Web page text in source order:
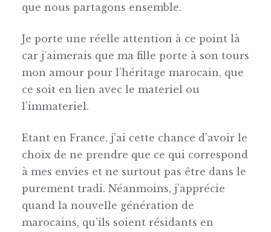
que nous partagons ensemble.
Je porte une réelle attention à ce point là
car j’aimerais que ma fille porte à son tours
mon amour pour l’héritage marocain, que
ce soit en lien avec le materiel ou
l’immateriel.
Etant en France, j’ai cette chance d’avoir le
choix de ne prendre que ce qui correspond
à mes envies et ne surtout pas être dans le
purement tradi. Néanmoins, j’apprécie
quand la nouvelle génération de
marocains, qu’ils soient résidants en